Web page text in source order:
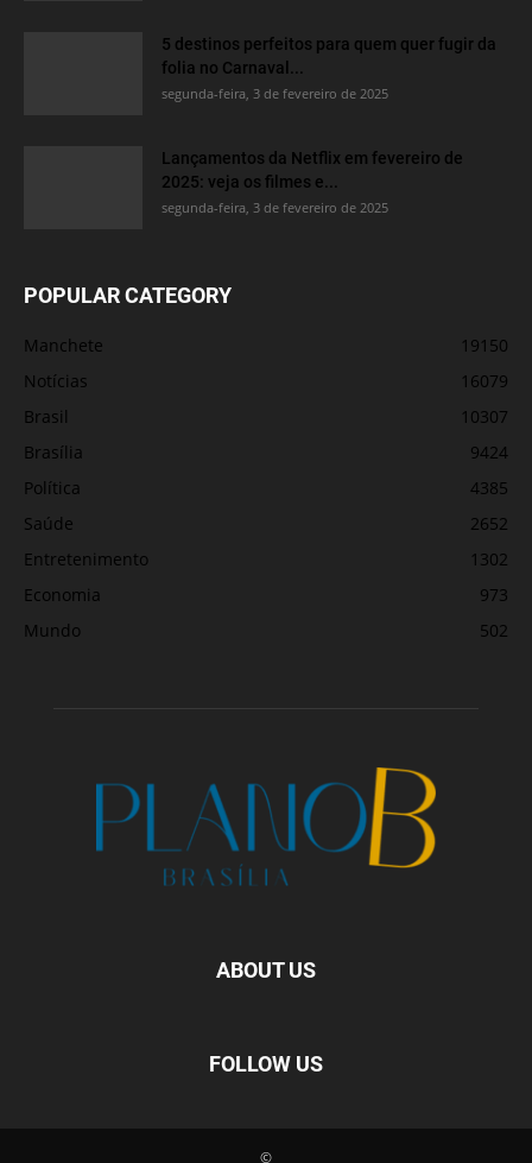
5 destinos perfeitos para quem quer fugir da
folia no Carnaval...
segunda-feira, 3 de fevereiro de 2025
Lançamentos da Netflix em fevereiro de
2025: veja os filmes e...
segunda-feira, 3 de fevereiro de 2025
POPULAR CATEGORY
Manchete
19150
Notícias
16079
Brasil
10307
Brasília
9424
Política
4385
Saúde
2652
Entretenimento
1302
Economia
973
Mundo
502
ABOUT US
FOLLOW US
©